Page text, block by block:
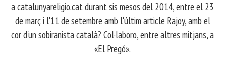
a catalunyareligio.cat durant sis mesos del 2014, entre el 23
de març i l'11 de setembre amb l'últim article Rajoy, amb el
cor d'un sobiranista català? Col·laboro, entre altres mitjans, a
«El Pregó».